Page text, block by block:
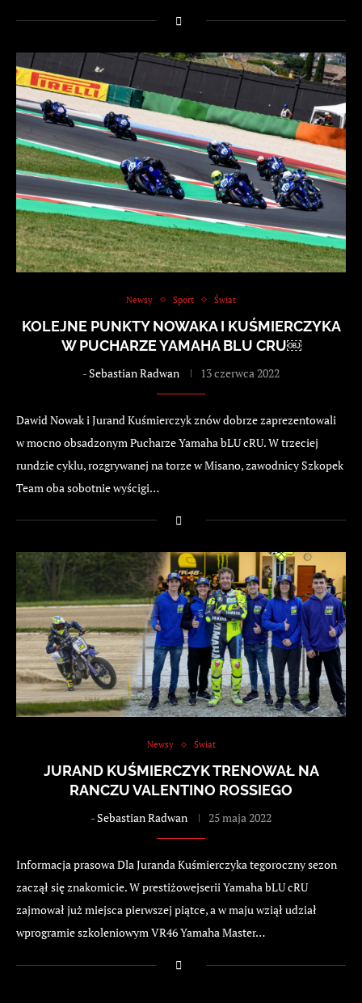
Newsy Sport Świat
KOLEJNE PUNKTY NOWAKA I KUŚMIERCZYKA
W PUCHARZE YAMAHA BLU CRU￼
-Sebastian Radwan 13 czerwca 2022
Dawid Nowak i Jurand Kuśmierczyk znów dobrze zaprezentowali
w mocno obsadzonym Pucharze Yamaha bLU cRU. W trzeciej
rundzie cyklu, rozgrywanej na torze w Misano, zawodnicy Szkopek
Team oba sobotnie wyścigi…
Newsy Świat
JURAND KUŚMIERCZYK TRENOWAŁ NA
RANCZU VALENTINO ROSSIEGO
-Sebastian Radwan 25 maja 2022
Informacja prasowa Dla Juranda Kuśmierczyka tegoroczny sezon
zaczął się znakomicie. W prestiżowejserii Yamaha bLU cRU
zajmował już miejsca pierwszej piątce, a w maju wziął udział
wprogramie szkoleniowym VR46 Yamaha Master…